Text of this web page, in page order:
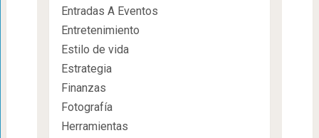
Entradas A Eventos
Entretenimiento
Estilo de vida
Estrategia
Finanzas
Fotografía
Herramientas